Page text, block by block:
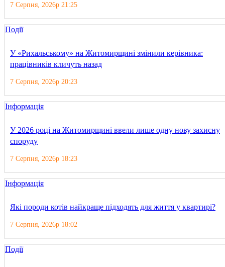
7 Серпня, 2026р 21:25
Події
У «Рихальському» на Житомирщині змінили керівника:
працівників кличуть назад
7 Серпня, 2026р 20:23
Інформація
У 2026 році на Житомирщині ввели лише одну нову захисну
споруду
7 Серпня, 2026р 18:23
Інформація
Які породи котів найкраще підходять для життя у квартирі?
7 Серпня, 2026р 18:02
Події